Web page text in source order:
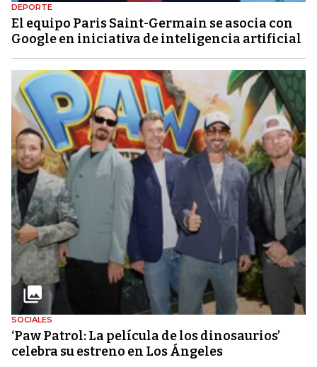
DEPORTE
El equipo Paris Saint-Germain se asocia con
Google en iniciativa de inteligencia artificial
SOCIALES
‘Paw Patrol: La película de los dinosaurios’
celebra su estreno en Los Ángeles